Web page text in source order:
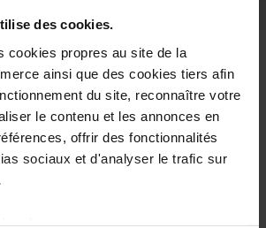
des cookies.
cookies propres au site de la
ainsi que des cookies tiers afin
du site, reconnaître votre
le contenu et les annonces en
offrir des fonctionnalités
sociaux et d'analyser le trafic sur